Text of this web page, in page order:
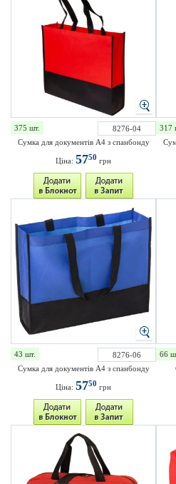
375 шт.
8276-04
Сумка для документів А4 з спанбонду
Ціна: 5750 грн
317
43 шт.
8276-06
Сумка для документів А4 з спанбонду
Ціна: 5750 грн
66